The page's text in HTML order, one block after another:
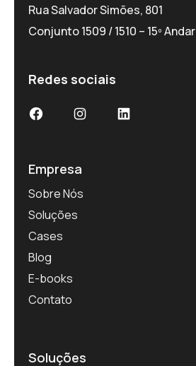
Rua Salvador Simões, 801
Conjunto 1509 / 1510 – 15º Andar
Redes sociais
FacebookInstagramLinkedIn
Empresa
Sobre Nós
Soluções
Cases
Blog
E-books
Contato
Soluções